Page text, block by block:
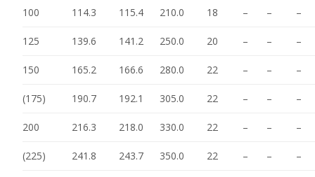
100 114.3 115.4 210.0 18 – – –
125 139.6 141.2 250.0 20 – – –
150 165.2 166.6 280.0 22 – – –
(175) 190.7 192.1 305.0 22 – – –
200 216.3 218.0 330.0 22 – – –
(225) 241.8 243.7 350.0 22 – – –